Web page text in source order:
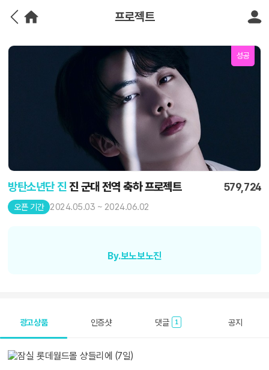
프로젝트
성공
방탄소년단 진진 군대 전역 축하 프로젝트 579,724
오픈 기간 2024.05.03 ~ 2024.06.02
By.보노보노진
광고상품 인증샷 댓글 1 공지